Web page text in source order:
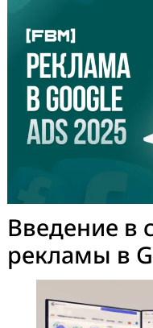
интернете.
изменения,
способы …
первой
цена за
году